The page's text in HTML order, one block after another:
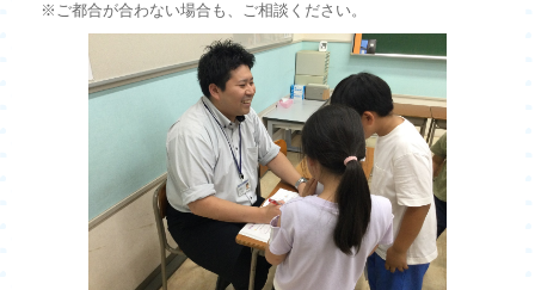
※ご都合が合わない場合も、ご相談ください。